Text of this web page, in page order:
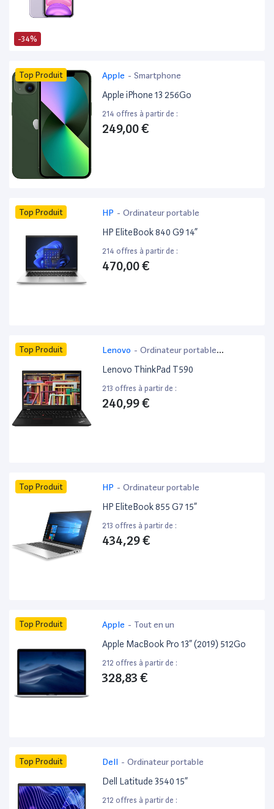
-34%
Top Produit Apple - Smartphone
Apple iPhone 13 256Go
214 offres à partir de :
249,00 €
Top Produit HP - Ordinateur portable
HP EliteBook 840 G9 14”
214 offres à partir de :
470,00 €
Top Produit Lenovo - Ordinateur portable
bureautique
Lenovo ThinkPad T590
213 offres à partir de :
240,99 €
Top Produit HP - Ordinateur portable
HP EliteBook 855 G7 15”
213 offres à partir de :
434,29 €
Top Produit Apple - Tout en un
Apple MacBook Pro 13” (2019) 512Go
212 offres à partir de :
328,83 €
Top Produit Dell - Ordinateur portable
Dell Latitude 3540 15”
212 offres à partir de :